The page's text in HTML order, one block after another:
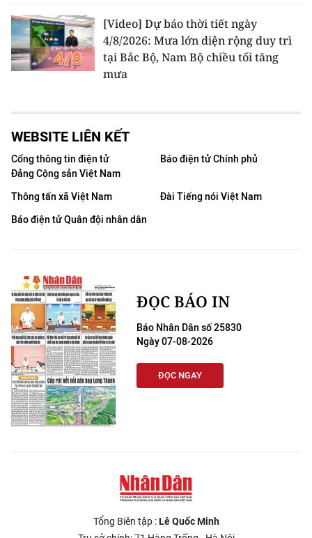
[Video] Dự báo thời tiết ngày
4/8/2026: Mưa lớn diện rộng duy trì
tại Bắc Bộ, Nam Bộ chiều tối tăng
mưa
WEBSITE LIÊN KẾT
Cổng thông tin điện tử
Đảng Cộng sản Việt Nam
Báo điện tử Chính phủ
Thông tấn xã Việt Nam
Đài Tiếng nói Việt Nam
Báo điện tử Quân đội nhân dân
ĐỌC BÁO IN
Báo Nhân Dân số 25830
Ngày 07-08-2026
ĐỌC NGAY
Tổng Biên tập :Lê Quốc Minh